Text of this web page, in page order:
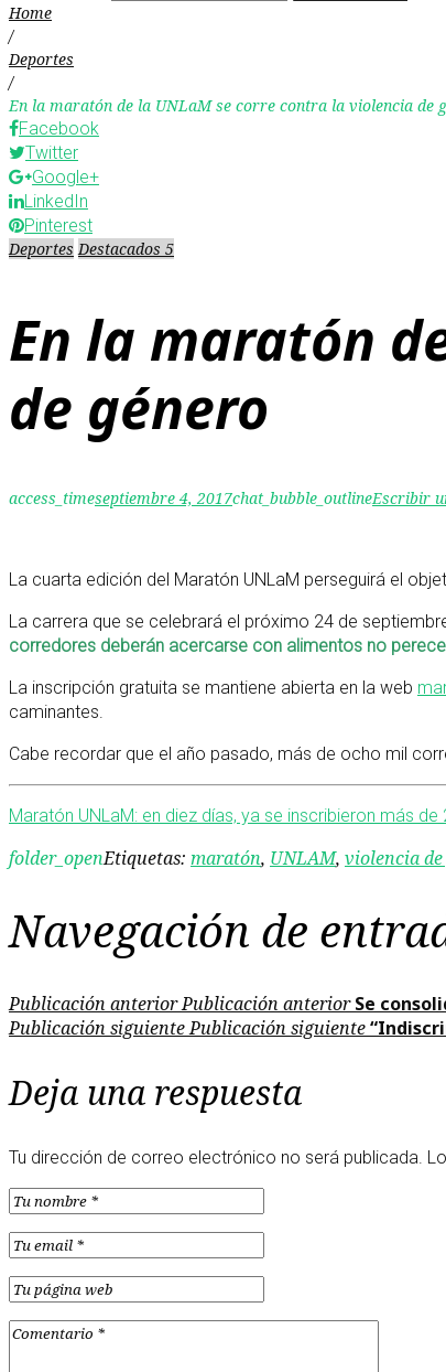
Home
/
Deportes
/
En la maratón de la UNLaM se corre contra la violencia de
Facebook
Twitter
Google+
LinkedIn
Pinterest
Deportes Destacados 5
En la maratón
de género
access_timeseptiembre 4, 2017chat_bubble_outlineEscribir
La cuarta edición del Maratón UNLaM perseguirá el
La carrera que se celebrará el próximo 24 de
corredores deberán acercarse con alimentos no
La inscripción gratuita se mantiene abierta en la web
caminantes.
Cabe recordar que el año pasado, más de ocho mil
Maratón UNLaM: en diez días, ya se inscribieron más
folder_openEtiquetas: maratón, UNLAM, violencia
Navegación de
Publicación anteriorPublicación anterior Se
Publicación siguientePublicación siguiente
Deja una respuesta
Tu dirección de correo electrónico no será publicada.